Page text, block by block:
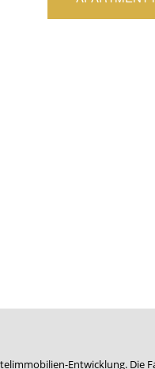
Entwicklung. Die